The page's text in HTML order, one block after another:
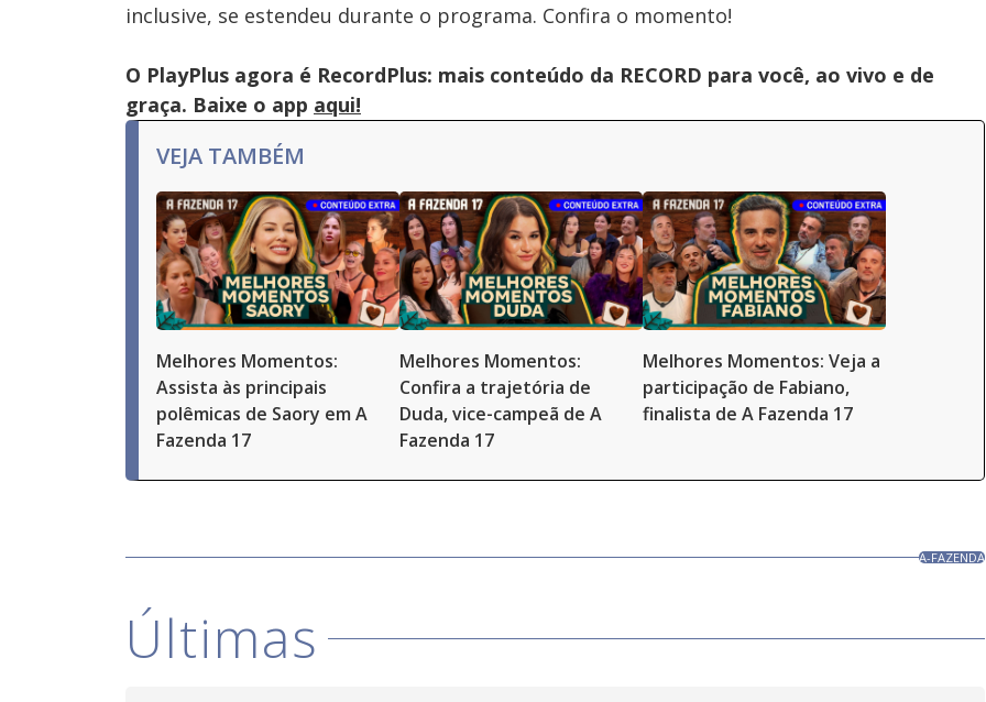
inclusive, se estendeu durante o programa. Confira o momento!
O PlayPlus agora é RecordPlus: mais conteúdo da RECORD para você, ao vivo e de
graça. Baixe o app aqui!
VEJA TAMBÉM
Melhores Momentos:
Assista às principais
polêmicas de Saory em A
Fazenda 17
Melhores Momentos:
Confira a trajetória de
Duda, vice-campeã de A
Fazenda 17
Melhores Momentos: Veja a
participação de Fabiano,
finalista de A Fazenda 17
A-FAZENDA
Últimas